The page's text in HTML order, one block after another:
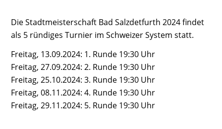
Die Stadtmeisterschaft Bad Salzdetfurth 2024 findet
als 5 ründiges Turnier im Schweizer System statt.
Freitag, 13.09.2024: 1. Runde 19:30 Uhr
Freitag, 27.09.2024: 2. Runde 19:30 Uhr
Freitag, 25.10.2024: 3. Runde 19:30 Uhr
Freitag, 08.11.2024: 4. Runde 19:30 Uhr
Freitag, 29.11.2024: 5. Runde 19:30 Uhr